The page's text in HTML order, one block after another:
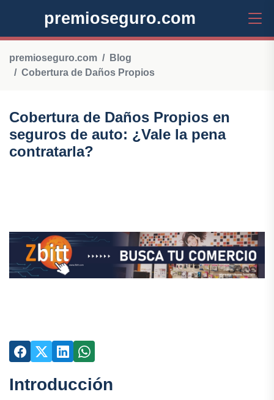
premioseguro.com
premioseguro.com
Blog
Cobertura de Daños Propios
Cobertura de Daños Propios en
seguros de auto: ¿Vale la pena
contratarla?
Introducción